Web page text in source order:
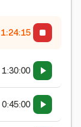
1:24:15
1:30:00
0:45:00